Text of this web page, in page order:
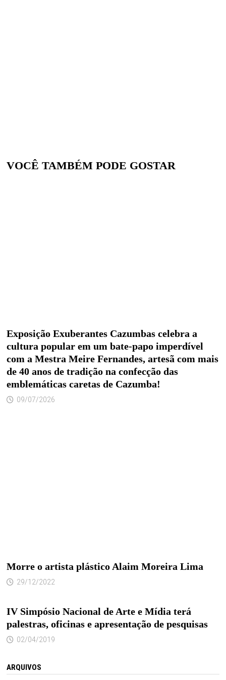
VOCÊ TAMBÉM PODE GOSTAR
Exposição Exuberantes Cazumbas celebra a
cultura popular em um bate-papo imperdível
com a Mestra Meire Fernandes, artesã com mais
de 40 anos de tradição na confecção das
emblemáticas caretas de Cazumba!
09/07/2026
Morre o artista plástico Alaim Moreira Lima
29/12/2022
IV Simpósio Nacional de Arte e Mídia terá
palestras, oficinas e apresentação de pesquisas
02/04/2019
ARQUIVOS